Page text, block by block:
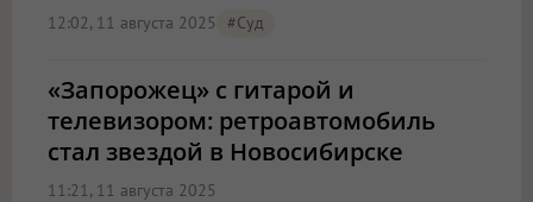
12:02, 11 августа 2025 #Суд
«Запорожец» с гитарой и
телевизором: ретроавтомобиль
стал звездой в Новосибирске
11:21, 11 августа 2025